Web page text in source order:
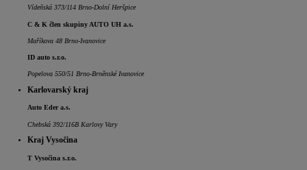
Vídeňská 373/114 Brno-Dolní Heršpice
C & K člen skupiny AUTO UH a.s.
Maříkova 48 Brno-Ivanovice
ID auto s.r.o.
Popelova 550/51 Brno-Brněnské Ivanovice
Karlovarský kraj
Auto Eder a.s.
Chebská 392/116B Karlovy Vary
Kraj Vysočina
T Vysočina s.r.o.